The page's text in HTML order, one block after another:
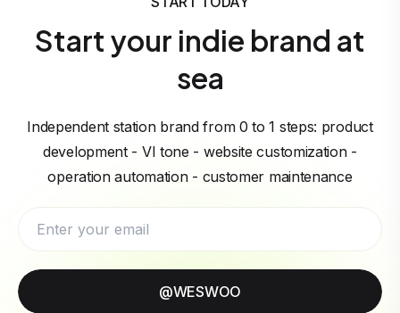
Start your indie brand at
sea
Independent station brand from 0 to 1 steps: product
development - VI tone - website customization -
operation automation - customer maintenance
@WESWOO